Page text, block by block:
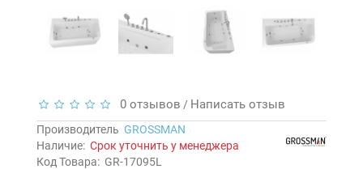
0 отзывов / Написать отзыв
Производитель GROSSMAN
Наличие: Срок уточнить у менеджера
Код Товара: GR-17095L